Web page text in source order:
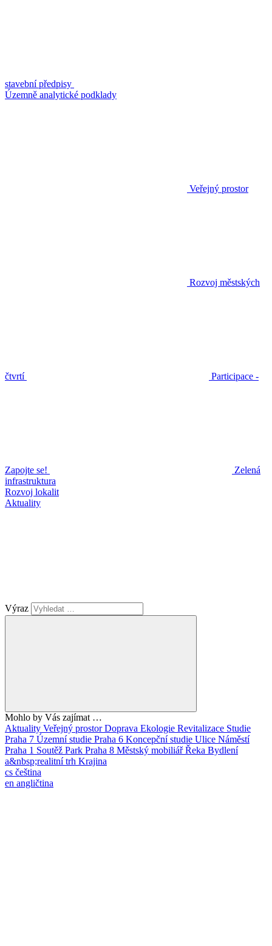
stavební předpisy
Územně analytické podklady
Veřejný prostor
Rozvoj městských
čtvrtí Participace -
Zapojte se!
Zelená
infrastruktura
Rozvoj lokalit
Aktuality
Výraz
Mohlo by Vás zajímat …
Aktuality Veřejný prostorDoprava Ekologie Revitalizace Studie
Praha 7 Územní studie Praha 6 Koncepční studie Ulice Náměstí
Praha 1 Soutěž Park Praha 8 Městský mobiliářŘeka Bydlení
a&nbsp;realitní trh Krajina
cs čeština
en angličtina